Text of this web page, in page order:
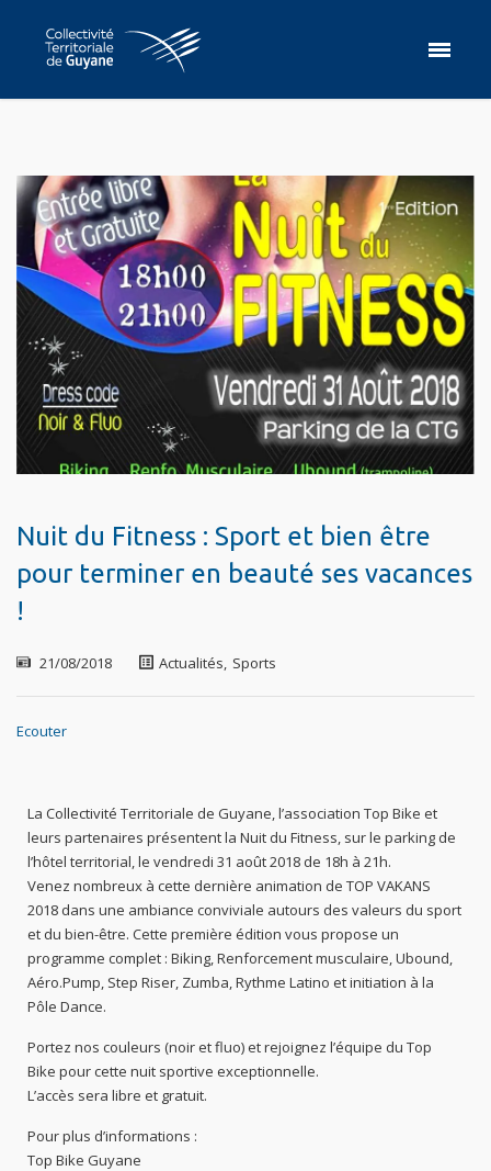
Nuit du Fitness : Sport et bien être
pour terminer en beauté ses vacances
!
21/08/2018 Actualités, Sports
Ecouter
La Collectivité Territoriale de Guyane, l’association Top Bike et
leurs partenaires présentent la Nuit du Fitness, sur le parking de
l’hôtel territorial, le vendredi 31 août 2018 de 18h à 21h.
Venez nombreux à cette dernière animation de TOP VAKANS
2018 dans une ambiance conviviale autours des valeurs du sport
et du bien-être. Cette première édition vous propose un
programme complet : Biking, Renforcement musculaire, Ubound,
Aéro.Pump, Step Riser, Zumba, Rythme Latino et initiation à la
Pôle Dance.
Portez nos couleurs (noir et fluo) et rejoignez l’équipe du Top
Bike pour cette nuit sportive exceptionnelle.
L’accès sera libre et gratuit.
Pour plus d’informations :
Top Bike Guyane